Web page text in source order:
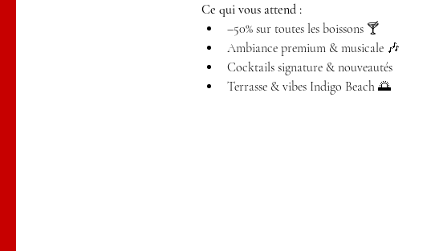
Ce qui vous attend :
–50% sur toutes les boissons 🍸
Ambiance premium & musicale 🎶
Cocktails signature & nouveautés
Terrasse & vibes Indigo Beach 🌅